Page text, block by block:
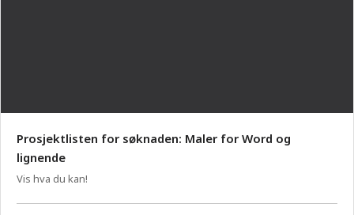
Prosjektlisten for søknaden: Maler for Word og
lignende
Vis hva du kan!